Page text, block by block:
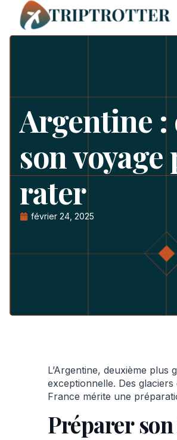
Argentine
son
rater
février 24, 2025
L’Argentine, deuxième
exceptionnelle. Des
France mérite une
Préparer